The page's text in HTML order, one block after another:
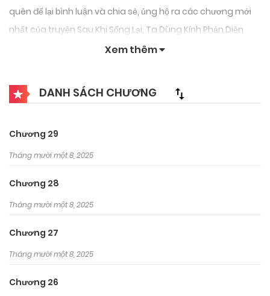
quên để lại bình luận và chia sẻ, ủng hộ ra các chương mới
nhất của truyện Sau Khi Sống Lại, Ta Dùng Kính Phản Diện
Xem thêm
DANH SÁCH CHƯƠNG
Chương 29
Tháng mười một 8, 2025
Chương 28
Tháng mười một 8, 2025
Chương 27
Tháng mười một 8, 2025
Chương 26